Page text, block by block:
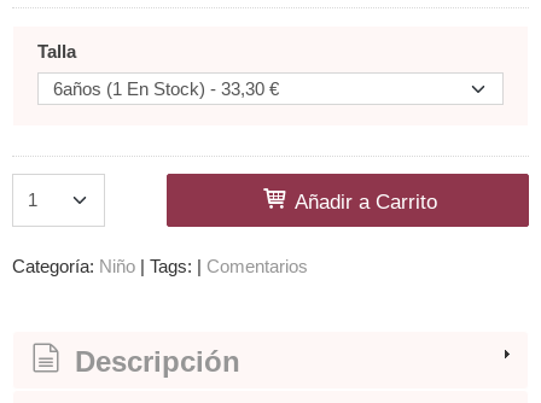
Talla
Añadir a Carrito
Categoría: Niño | Tags: | Comentarios
Descripción